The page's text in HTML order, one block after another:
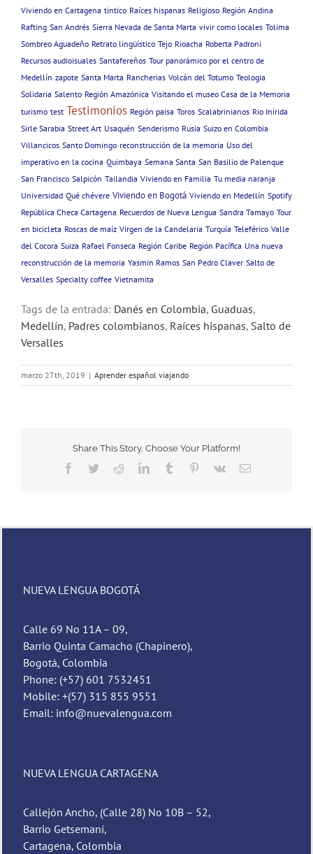
Viviendo en Cartagena tintico Raíces hispanas Religioso Región Andina
Rafting San Andrés Sierra Nevada de Santa Marta vivir como locales Tolima
Sombreo Aguadeño Retrato lingüístico Tejo Rioacha Roberta Padroni
Recursos audioisuales Santafereños Tour panorámico por el centro de
Medellín zapote Santa Marta Rancherias Volcán del Totumo Teologia
Solidaria Salento Región Amazónica Visitando el museo Casa de la Memoria
turismo test Testimonios Región paisa Toros Scalabrinianos Rio Inírida
Sirle Sarabia Street Art Usaquén Senderismo Rusia Suizo en Colombia
Villancicos Santo Domingo reconstrucción de la memoria Uso del
imperativo en la cocina Quimbaya Semana Santa San Basilio de Palenque
San Francisco Salpicón Tailandia Viviendo en Familia Tu media naranja
Universidad Qué chévere Viviendo en Bogotá Viviendo en Medellín Spotify
República Checa Cartagena Recuerdos de Nueva Lengua Sandra Tamayo Tour
en bicicleta Roscas de maíz Virgen de la Candelaria Turquía Teleférico Valle
del Cocora Suiza Rafael Fonseca Región Caribe Región Pacífica Una nueva
reconstrucción de la memoria Yasmin Ramos San Pedro Claver Salto de
Versalles Specialty coffee Vietnamita
Tags de la entrada: Danés en Colombia, Guaduas,
Medellín, Padres colombianos, Raíces hispanas, Salto de
Versalles
marzo 27th, 2019 | Aprender español viajando
Share This Story, Choose Your Platform!
Facebook
TwitterRedditLinkedInTumblr Pinterest
Vk Email
NUEVA LENGUA BOGOTÁ
Calle 69 No 11A – 09,
Barrio Quinta Camacho (Chapinero),
Bogotá, Colombia
Phone: (+57) 601 7532451
Mobile: +(57) 315 855 9551
Email: info@nuevalengua.com
NUEVA LENGUA CARTAGENA
Callejón Ancho, (Calle 28) No 10B – 52,
Barrio Getsemaní,
Cartagena, Colombia